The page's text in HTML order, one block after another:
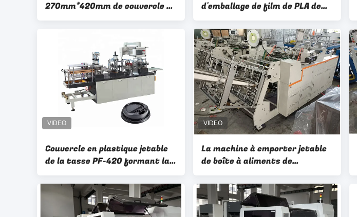
270mm*420mm de couvercle de
tasse de saladier de PLA d'OEM
d'emballage de film de PLA de
course de 160mm faisant la
machine pour saladier
Couvercle en plastique jetable
de la tasse PF-420 formant la
grande vitesse de machine
La machine à emporter jetable
de boîte à aliments de
préparation rapide emportent
la machine de fabrication de
cartons de nourriture de
déjeuner